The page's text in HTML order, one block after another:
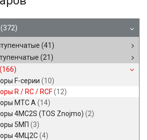
(372)
(41)
(21)
(166)
F-серии (10)
R / RC / RCF(12)
MTC A (14)
4MC2S (TOS Znojmo) (2)
5МП (3)
4МЦ2С(4)